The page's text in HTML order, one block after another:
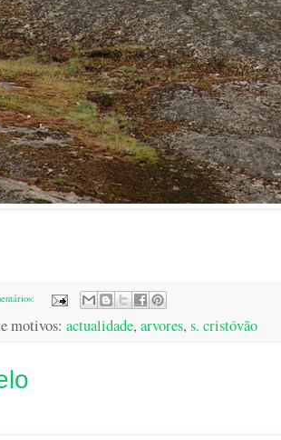
motivos: actualidade, arvores, s. cristóvão